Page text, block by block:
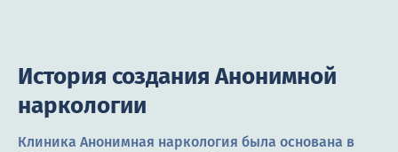
История создания Анонимной
наркологии
Клиника Анонимная наркология была основана в